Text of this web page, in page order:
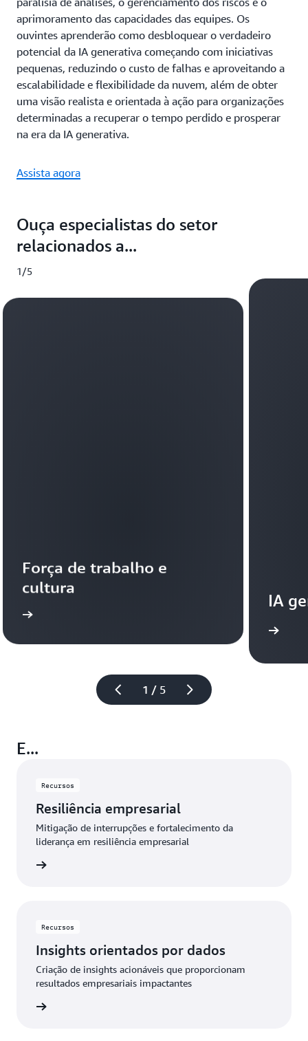
aprimoramento das capacidades das equipes. Os
ouvintes aprenderão como desbloquear o verdadeiro
potencial da IA generativa começando com iniciativas
pequenas, reduzindo o custo de falhas e aproveitando a
escalabilidade e flexibilidade da nuvem, além de obter
uma visão realista e orientada à ação para organizações
determinadas a recuperar o tempo perdido e prosperar
na era da IA generativa.
Assista agora
Ouça especialistas do setor
relacionados a...
1/5
1 / 5
Força de trabalho e
cultura
IA
Saiba mais
E...
Recursos
Resiliência empresarial
Mitigação de interrupções e fortalecimento da
liderança em resiliência empresarial
Recursos
Insights orientados por dados
Criação de insights acionáveis que proporcionam
resultados empresariais impactantes